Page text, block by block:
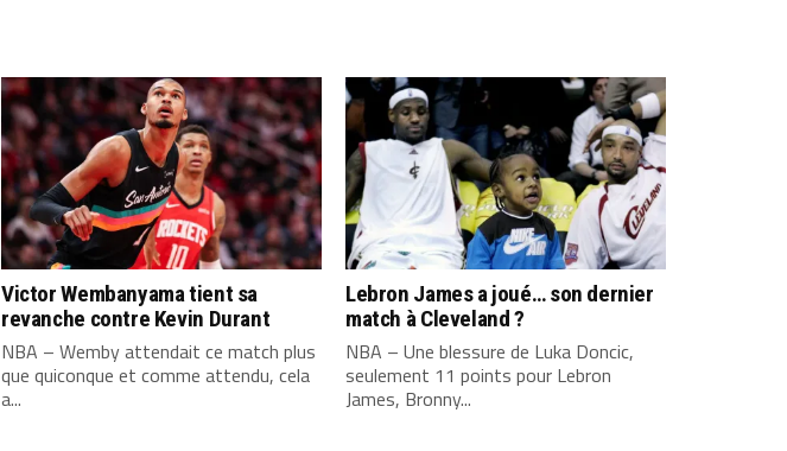
Victor Wembanyama tient sa
revanche contre Kevin Durant
NBA – Wemby attendait ce match plus
que quiconque et comme attendu, cela
a...
Lebron James a joué… son dernier
match à Cleveland ?
NBA – Une blessure de Luka Doncic,
seulement 11 points pour Lebron
James, Bronny...